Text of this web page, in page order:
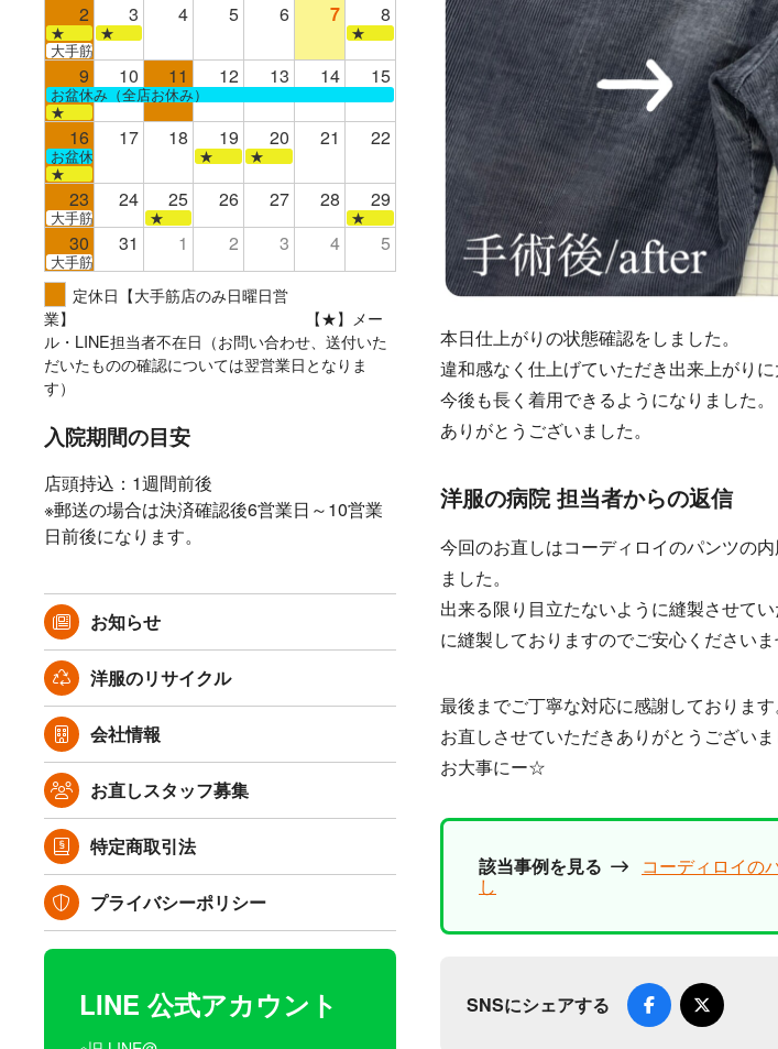
2 3 4 5 6 7 8
★ ★
★
大手筋
9 10 11 12 13 14 15
お盆休み（全店お休み）
★
16 17 18 19 20 21 22
お盆休み（全店お休み）★
★
★
23 24 25 26 27 28 29
大手筋 ★ ★
30 31 1 2 3 4 5
大手筋
定休日【大手筋店のみ日曜日営
業】 【★】メー
ル・LINE担当者不在日（お問い合わせ、送付いた
だいたものの確認については翌営業日となりま
す）
入院期間の目安
店頭持込：1週間前後
※郵送の場合は決済確認後6営業日～10営業
日前後になります。
お知らせ
洋服のリサイクル
会社情報
お直しスタッフ募集
特定商取引法
プライバシーポリシー
LINE 公式アカウント
本日仕上がりの状態確認をしました。
違和感なく仕上げていただき出来上がりに
今後も長く着用できるようになりました。
ありがとうございました。
洋服の病院 担当者からの返信
今回のお直しはコーディロイのパンツの
ました。
出来る限り目立たないように縫製させて
に縫製しておりますのでご安心くださいま
最後までご丁寧な対応に感謝しております
お直しさせていただきありがとうございま
お大事にー☆
該当事例を見る コーディロイの
し
SNSにシェアする